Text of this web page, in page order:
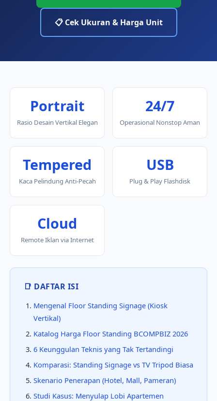
📋 Cek Ukuran & Harga Unit
Portrait
Rasio Desain Vertikal Elegan
24/7
Operasional Nonstop Aman
Tempered
Kaca Pelindung Anti-Pecah
USB
Plug & Play Flashdisk
Cloud
Remote Iklan via Internet
📑 DAFTAR ISI
Mengenal Floor Standing Signage (Kiosk
Vertikal)
Katalog Harga Floor Standing BCOMPBIZ 2026
6 Keunggulan Teknis yang Tak Tertandingi
Komparasi: Standing Signage vs TV Tripod Biasa
Skenario Penerapan (Hotel, Mall, Pameran)
Studi Kasus: Menyulap Lobi Apartemen